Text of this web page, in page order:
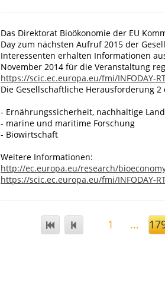
Das Direktorat Bioökonomie der EU
Day zum nächsten Aufruf 2015 der
Interessenten erhalten Informationen
November 2014 für die Veranstaltung
https://scic.ec.europa.eu/fmi/INFODAY-
Die Gesellschaftliche Herausforderung
- Ernährungssicherheit, nachhaltige
- marine und maritime Forschung
- Biowirtschaft
Weitere Informationen:
http://ec.europa.eu/research/
https://scic.ec.europa.eu/fmi/INFODAY-
1 ...